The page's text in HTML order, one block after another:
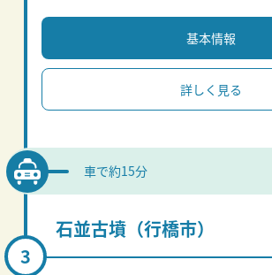
基本情報
詳しく見る
車で約15分
石並古墳（行橋市）